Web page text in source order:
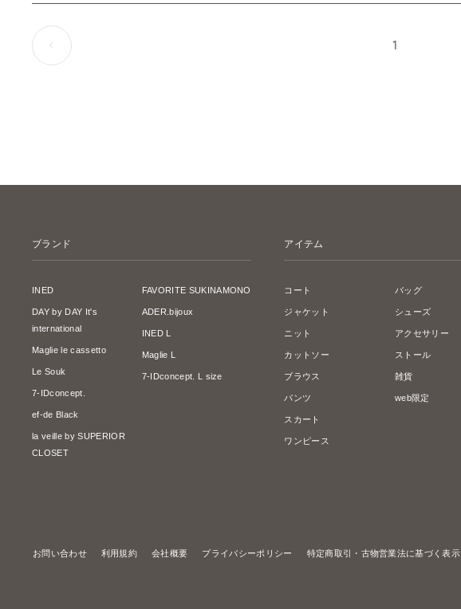
1
ブランド
INED
DAY by DAY It's
international
Maglie le cassetto
Le Souk
7-IDconcept.
ef-de Black
la veille by SUPERIOR
CLOSET
FAVORITE SUKINAMONO
ADER.bijoux
INED L
Maglie L
7-IDconcept. L size
アイテム
コート
ジャケット
ニット
カットソー
ブラウス
パンツ
スカート
ワンピース
バッグ
シューズ
アクセサリー
ストール
雑貨
web限定
お問い合わせ 利用規約 会社概要 プライバシーポリシー 特定商取引・古物営業法に基づく表示